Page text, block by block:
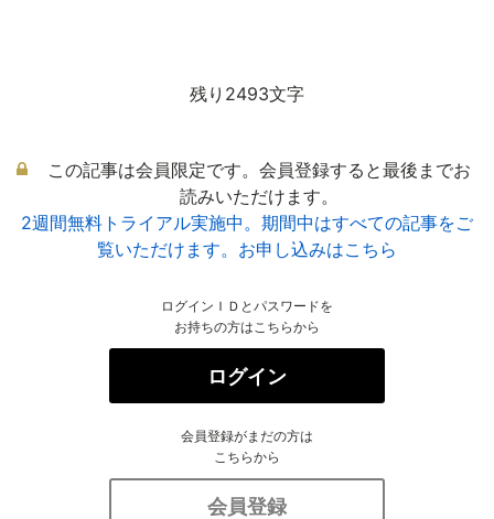
残り2493文字
この記事は会員限定です。会員登録すると最後までお
読みいただけます。
2週間無料トライアル実施中。期間中はすべての記事をご
覧いただけます。お申し込みはこちら
ログインＩＤとパスワードを
お持ちの方はこちらから
ログイン
会員登録がまだの方は
こちらから
会員登録